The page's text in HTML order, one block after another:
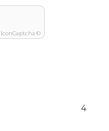
IconCaptcha ©
4